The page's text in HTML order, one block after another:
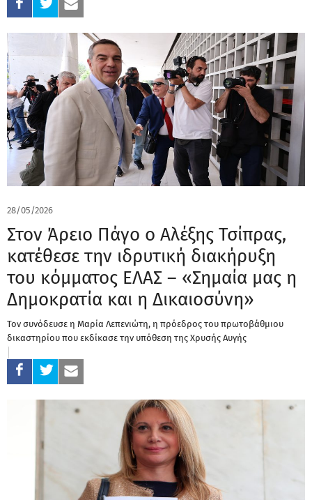
28/05/2026
Στον Άρειο Πάγο ο Αλέξης Τσίπρας,
κατέθεσε την ιδρυτική διακήρυξη
του κόμματος ΕΛΑΣ – «Σημαία μας η
Δημοκρατία και η Δικαιοσύνη»
Τον συνόδευσε η Μαρία Λεπενιώτη, η πρόεδρος του πρωτοβάθμιου
δικαστηρίου που εκδίκασε την υπόθεση της Χρυσής Αυγής